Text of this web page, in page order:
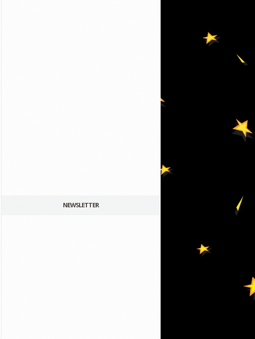
NEWSLETTER